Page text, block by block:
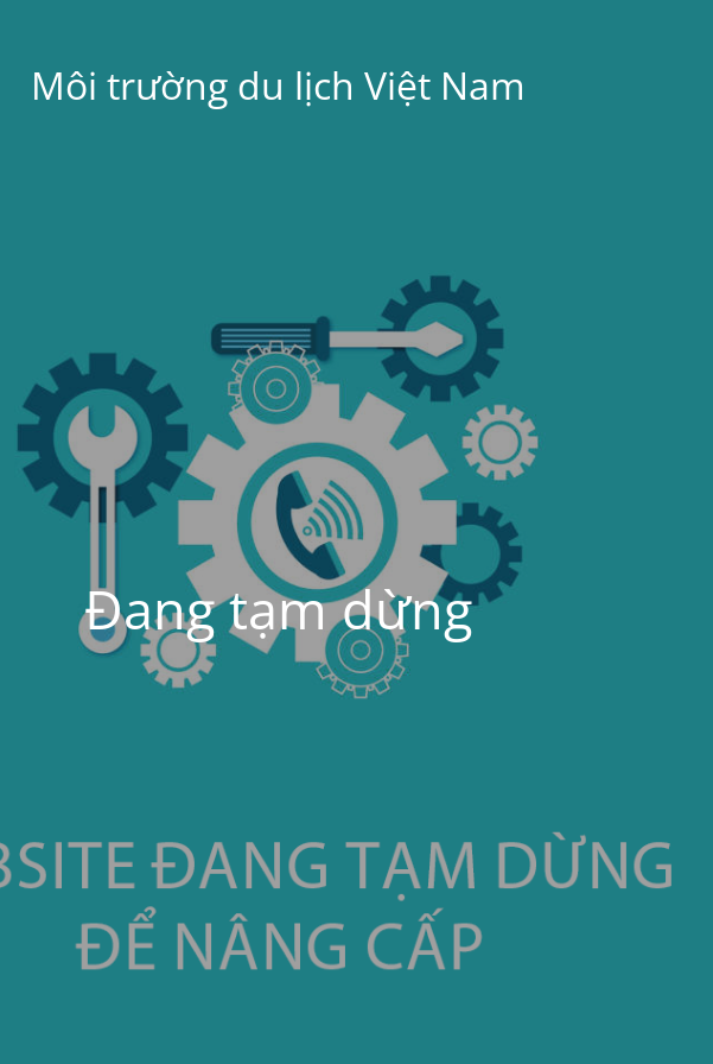
Môi trường du lịch Việt Nam
Đang tạm dừng